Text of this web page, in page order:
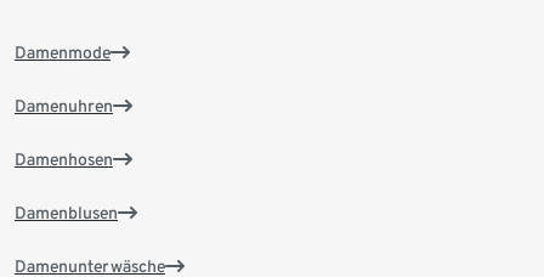
Damenmode
Damenuhren
Damenhosen
Damenblusen
Damenunterwäsche